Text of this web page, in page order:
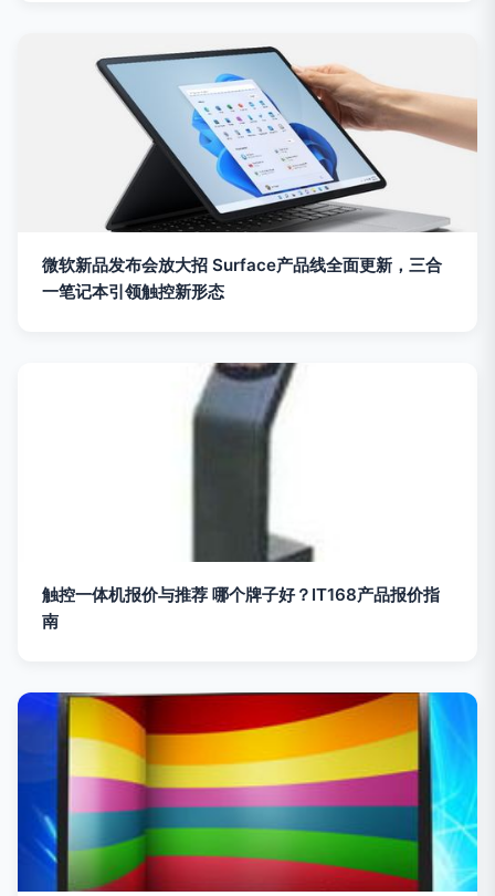
微软新品发布会放大招 Surface产品线全面更新，三合
一笔记本引领触控新形态
触控一体机报价与推荐 哪个牌子好？IT168产品报价指
南